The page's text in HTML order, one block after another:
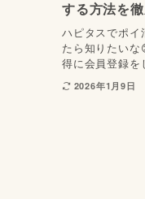
する方法を
ハピタスでポイ
たら知りたい
得に会員登録
2026年1月9日